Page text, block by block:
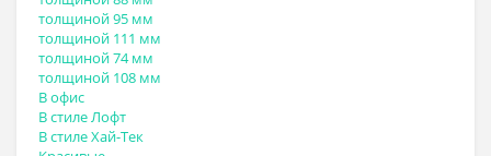
толщиной 95 мм
толщиной 111 мм
толщиной 74 мм
толщиной 108 мм
В офис
В стиле Лофт
В стиле Хай-Тек